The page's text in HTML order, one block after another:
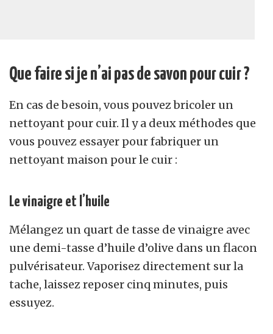
Que faire si je n’ai pas de savon pour cuir ?
En cas de besoin, vous pouvez bricoler un
nettoyant pour cuir. Il y a deux méthodes que
vous pouvez essayer pour fabriquer un
nettoyant maison pour le cuir :
Le vinaigre et l’huile
Mélangez un quart de tasse de vinaigre avec
une demi-tasse d’huile d’olive dans un flacon
pulvérisateur. Vaporisez directement sur la
tache, laissez reposer cinq minutes, puis
essuyez.